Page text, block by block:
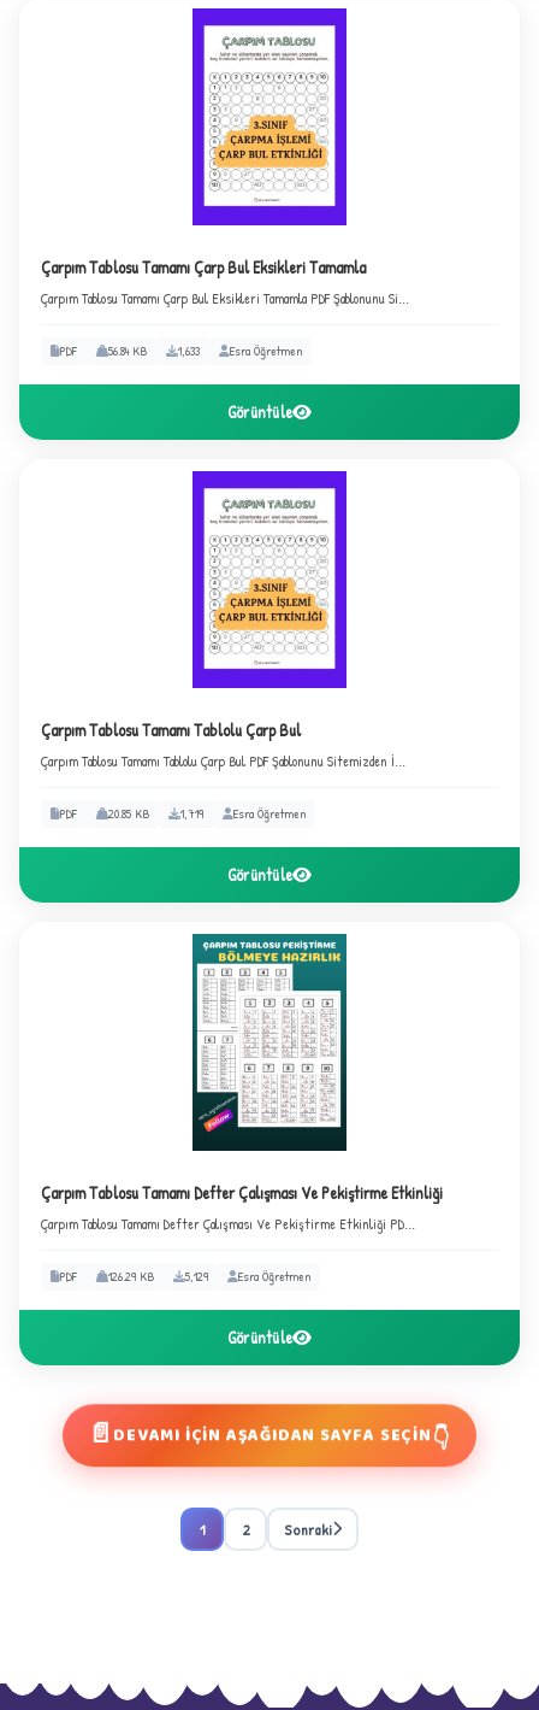
D
Çarpım Tablosu Tamamı Çarp Bul Eksikleri Tamamla
Çarpım Tablosu Tamamı Çarp Bul Eksikleri Tamamla PDF Şablonunu Si...
PDF 56.84 KB 1,633 Esra Öğretmen
Görüntüle
Çarpım Tablosu Tamamı Tablolu Çarp Bul
Çarpım Tablosu Tamamı Tablolu Çarp Bul PDF Şablonunu Sitemizden İ...
PDF 20.85 KB 1,719 Esra Öğretmen
Görüntüle
Çarpım Tablosu Tamamı Defter Çalışması Ve Pekiştirme Etkinliği
Çarpım Tablosu Tamamı Defter Çalışması Ve Pekiştirme Etkinliği PD...
PDF 126.29 KB 5,129 Esra Öğretmen
Görüntüle
📄DEVAMI İÇİN AŞAĞIDAN SAYFA SEÇİN👇
1 2 Sonraki